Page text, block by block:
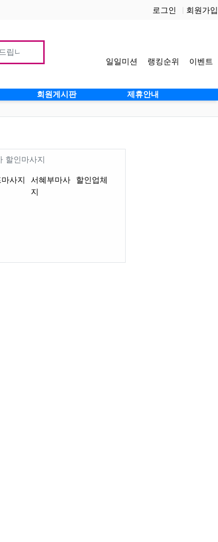
로그인 회원가입
일일미션 랭킹순위 이벤트
회원게시판 제휴안내
로미 감성테라피 서혜부 센
할인마사지
사지
서혜부마사
지
할인업체